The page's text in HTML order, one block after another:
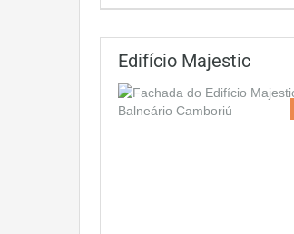
Edifício Majestic